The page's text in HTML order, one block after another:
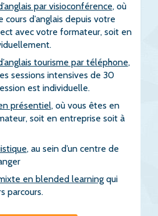
par visioconférence, où
cours d’anglais depuis votre
avec votre formateur, soit en
tourisme par téléphone,
sessions intensives de 30
est individuelle.
présentiel, où vous êtes en
soit en entreprise soit à
, au sein d’un centre de
en blended learningqui
parcours.